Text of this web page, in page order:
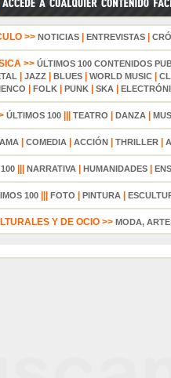
>> NOTICIAS| ENTREVISTAS|
>> ÚLTIMOS 100 CONTENIDOS
| JAZZ| BLUES| WORLD MUSIC|
FOLK| PUNK| SKA|
ÚLTIMOS 100||| TEATRO DANZA|
COMEDIA ACCIÓN THRILLER
NARRATIVA HUMANIDADES
100 FOTO PINTURA
Y DE OCIO >> MODA,